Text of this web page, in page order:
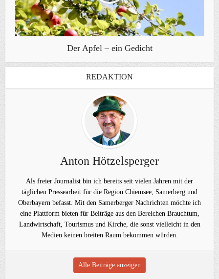
Der Apfel – ein Gedicht
REDAKTION
Anton Hötzelsperger
Als freier Journalist bin ich bereits seit vielen Jahren mit der
täglichen Pressearbeit für die Region Chiemsee, Samerberg und
Oberbayern befasst. Mit den Samerberger Nachrichten möchte ich
eine Plattform bieten für Beiträge aus den Bereichen Brauchtum,
Landwirtschaft, Tourismus und Kirche, die sonst vielleicht in den
Medien keinen breiten Raum bekommen würden.
Alle Beiträge anzeigen